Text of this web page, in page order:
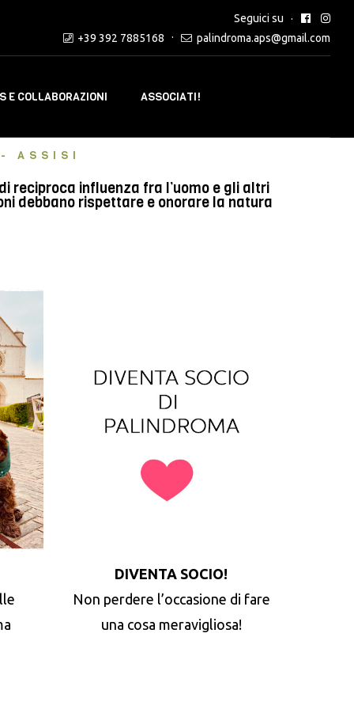
Seguici su
+39 392 7885168
palindroma.aps@gmail.com
E COLLABORAZIONI ASSOCIATI!
ASSISI
reciproca influenza fra l’uomo e gli altri
debbano rispettare e onorare la natura
DIVENTA SOCIO!
Non perdere l’occasione di fare
una cosa meravigliosa!